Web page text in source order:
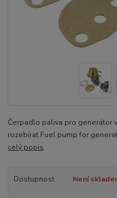
Čerpadlo paliva pro generátor
rozebírat.Fuel pump for
celý popis
Dostupnost Není